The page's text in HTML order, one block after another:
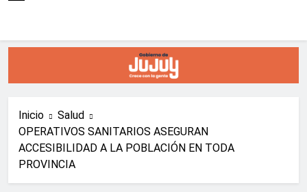
Inicio
Salud
OPERATIVOS SANITARIOS ASEGURAN
ACCESIBILIDAD A LA POBLACIÓN EN TODA
PROVINCIA